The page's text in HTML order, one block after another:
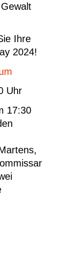
Ihre
2024!
Uhr
17:30